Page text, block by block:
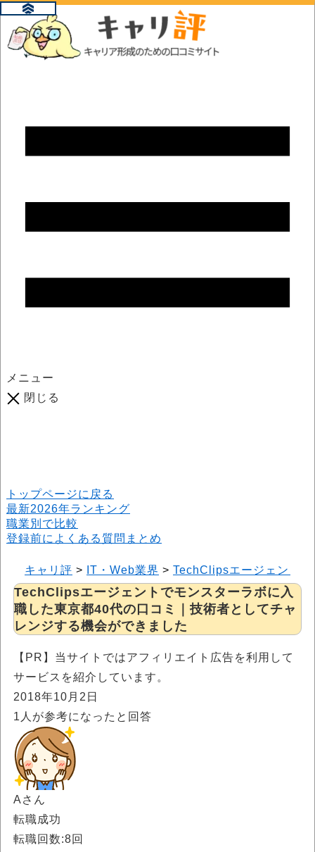
メニュー
閉じる
トップページに戻る
最新2026年ランキング
職業別で比較
登録前によくある質問まとめ
キャリ評 > IT・Web業界 > TechClipsエージェント
TechClipsエージェントでモンスターラボに入
職した東京都40代の口コミ｜技術者としてチャ
レンジする機会ができました
【PR】当サイトではアフィリエイト広告を利用して
サービスを紹介しています。
2018年10月2日
1 人が参考になったと回答
Aさん
転職成功
転職回数:8回